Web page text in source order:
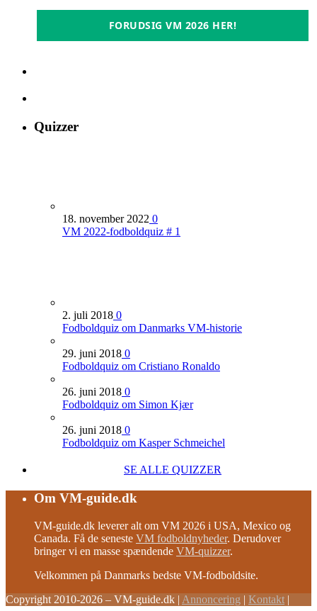
FORUDSIG VM 2026 HER!
Quizzer
18. november 2022 0
VM 2022-fodboldquiz # 1
2. juli 2018 0
Fodboldquiz om Danmarks VM-historie
29. juni 2018 0
Fodboldquiz om Cristiano Ronaldo
26. juni 2018 0
Fodboldquiz om Simon Kjær
26. juni 2018 0
Fodboldquiz om Kasper Schmeichel
SE ALLE QUIZZER
Om VM-guide.dk
VM-guide.dk leverer alt om VM 2026 i USA, Mexico og
Canada. Få de seneste VM fodboldnyheder. Derudover
bringer vi en masse spændende VM-quizzer.
Velkommen på Danmarks bedste VM-fodboldsite.
Copyright 2010-2026 – VM-guide.dk | Annoncering | Kontakt |